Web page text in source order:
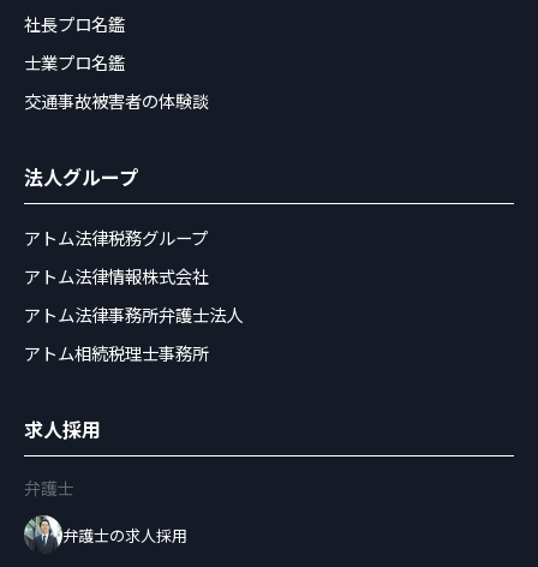
社長プロ名鑑
士業プロ名鑑
交通事故被害者の体験談
法人グループ
アトム法律税務グループ
アトム法律情報株式会社
アトム法律事務所弁護士法人
アトム相続税理士事務所
求人採用
弁護士
弁護士の求人採用